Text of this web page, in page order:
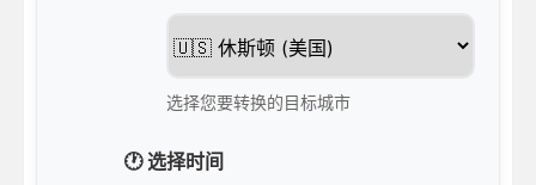
选择您要转换的目标城市
🕐 选择时间